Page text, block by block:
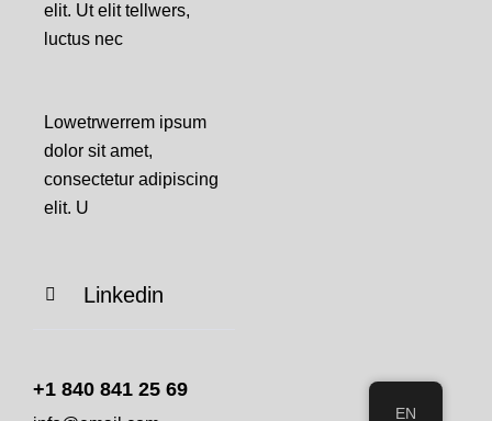
elit. Ut elit tellwers,
luctus nec
Lowetrwerrem ipsum
dolor sit amet,
consectetur adipiscing
elit. U
Linkedin
+1 840 841 25 69
EN